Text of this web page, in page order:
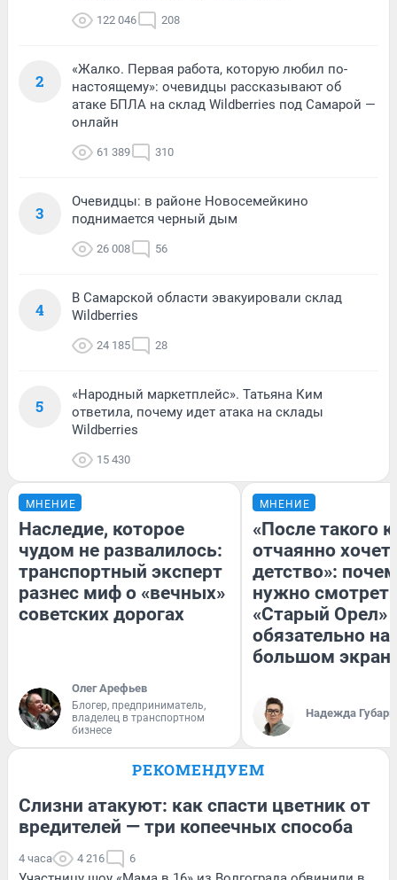
122 046 208
2
«Жалко. Первая работа, которую любил по-
настоящему»: очевидцы рассказывают об
атаке БПЛА на склад Wildberries под Самарой —
онлайн
61 389 310
3
Очевидцы: в районе Новосемейкино
поднимается черный дым
26 008 56
4
В Самарской области эвакуировали склад
Wildberries
24 185 28
5
«Народный маркетплейс». Татьяна Ким
ответила, почему идет атака на склады
Wildberries
15 430
МНЕНИЕ
Наследие, которое
чудом не развалилось:
транспортный эксперт
разнес миф о «вечных»
советских дорогах
Олег Арефьев
Блогер, предприниматель,
владелец в транспортном
бизнесе
МНЕНИЕ
«После такого
отчаянно
детство»:
нужно
«Старый Орел»
обязательно на
большом
Надежда Губарь
РЕКОМЕНДУЕМ
Слизни атакуют: как спасти цветник от
вредителей — три копеечных способа
4 часа 4 216 6